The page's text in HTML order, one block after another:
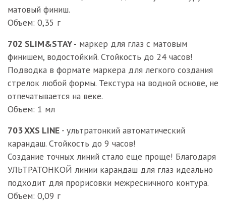
матовый финиш.
Объем: 0,35 г
702 SLIM&STAY - маркер для глаз с матовым
финишем, водостойкий. Стойкость до 24 часов!
Подводка в формате маркера для легкого создания
стрелок любой формы. Текстура на водной основе, не
отпечатывается на веке.
Объем: 1 мл
703 XXS LINE - ультратонкий автоматический
карандаш. Стойкость до 9 часов!
Создание точных линий стало еще проще! Благодаря
УЛЬТРАТОНКОЙ линии карандаш для глаз идеально
подходит для прорисовки межресничного контура.
Объем: 0,09 г